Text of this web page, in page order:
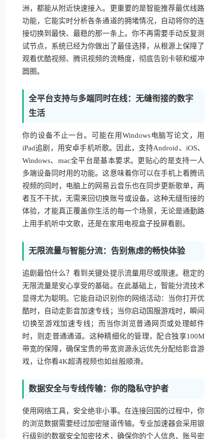
洲，都能从附近快速接入。更重要的是智能推荐最优线路
功能，它能实时分析各条通道的拥堵情况，自动将你的连
接切换到最快、最稳的那一条上。你不再需要手动反复测
试节点，系统已经为你做出了最佳选择，从根源上保障了
观看优酷视频、腾讯视频的流畅度，彻底告别卡顿和缓冲
圆圈。
全平台支持与多端同时在线：无缝衔接的数字
生活
你的设备不止一台。可能在用Windows电脑写论文，用
iPad追剧，用安卓手机听歌。因此，支持Android、iOS、
Windows、mac全平台是基本要求。更贴心的是支持一人
多端设备同时用的功能。这意味着你可以在手机上看腾讯
视频的同时，电脑上的网易云音乐也在同步更新歌单，两
者互不干扰，无需来回切换账号或设备。这种无缝衔接的
体验，才能真正覆盖你生活的每一个场景，无论是通勤路
上用手机听中文歌，还是在家用电视盒子投屏看剧。
无限流量与智能分流：告别焦虑的畅快体验
追剧最怕什么？看到关键处提示流量用尽或限速。稳定的
无限流量是安心享受的基础。在此基础上，智能分流技术
显得尤为聪明。它能自动识别你的网络活动：当你打开优
酷时，自动走影音加速专线；当你启动国服游戏时，瞬间
切换至游戏加速专线；而当你浏览普通网页或处理邮件
时，则走普通通道。这种精细化的管理，配合独享100M
带宽的保障，确保宝贵的带宽资源永远优先分配给影音游
戏，让你看4K超清视频也如丝般顺滑。
数据安全与专线传输：你的隐私守护者
使用网络工具，安全绝非小事。在连接回国的过程中，你
的浏览数据需要经过加密隧道传输。专业加速器会采用银
行级别的数据安全加密技术，确保你的个人信息、账号密